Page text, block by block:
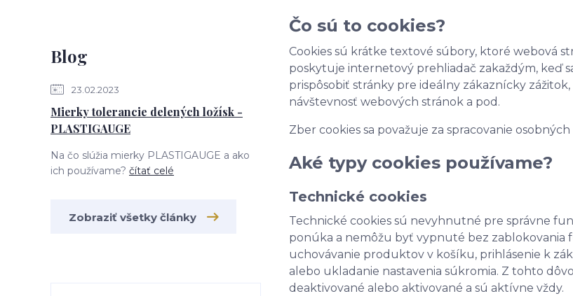
Blog
23.02.2023
Mierky tolerancie delených ložísk -
PLASTIGAUGE
Na čo slúžia mierky PLASTIGAUGE a ako
ich používame? čítať celé
Zobraziť všetky články
Čo sú to cookies?
Cookies sú krátke textové súbory, ktoré webová
poskytuje internetový prehliadač zakaždým, keď
prispôsobiť stránky pre ideálny zákaznícky
návštevnosť webových stránok a pod.
Zber cookies sa považuje za spracovanie osobných
Aké typy cookies používame?
Technické cookies
Technické cookies sú nevyhnutné pre správne
ponúka a nemôžu byť vypnuté bez zablokovania
uchovávanie produktov v košíku, prihlásenie k
alebo ukladanie nastavenia súkromia. Z tohto
deaktivované alebo aktivované a sú aktívne vždy.